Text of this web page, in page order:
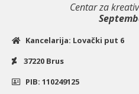
Centar za
Kancelarija: Lovački put 6
37220 Brus
PIB: 110249125